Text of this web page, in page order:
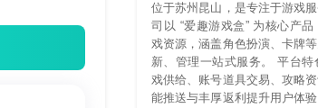
位于苏州昆山，是专注于游戏
司以 “爱趣游戏盒” 为核心产
戏资源，涵盖角色扮演、卡牌
新、管理一站式服务。 平台
戏供给、账号道具交易、攻略
能推送与丰厚返利提升用户体